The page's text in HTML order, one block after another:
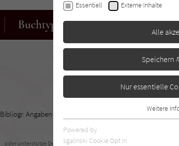
Buchtyp Autor*in
Bibliogr. Angaben
oder unterstütze Deinen
Essentiell Externe Inhalte
Alle
Speichern
Nur essentielle
Essentielle Cookies werden für
benötigt. Dadurch ist gewährleistet,
Weitere
Powered by
sgalinski Cookie Opt In